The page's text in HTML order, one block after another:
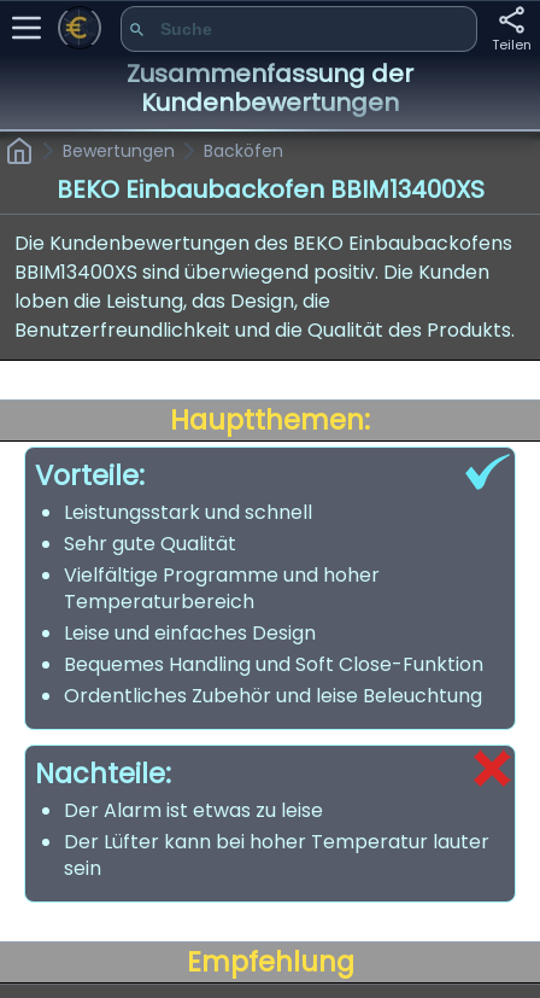
Teilen
Zusammenfassung der
Kundenbewertungen
Bewertungen Backöfen
BEKO Einbaubackofen BBIM13400XS
Die Kundenbewertungen des BEKO Einbaubackofens
BBIM13400XS sind überwiegend positiv. Die Kunden
loben die Leistung, das Design, die
Benutzerfreundlichkeit und die Qualität des Produkts.
Hauptthemen:
Vorteile:
Leistungsstark und schnell
Sehr gute Qualität
Vielfältige Programme und hoher
Temperaturbereich
Leise und einfaches Design
Bequemes Handling und Soft Close-Funktion
Ordentliches Zubehör und leise Beleuchtung
Nachteile:
Der Alarm ist etwas zu leise
Der Lüfter kann bei hoher Temperatur lauter
sein
Empfehlung